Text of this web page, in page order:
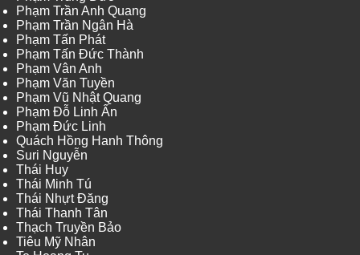
Phạm Trần Anh Quang
Phạm Trần Ngân Hà
Phạm Tấn Phát
Phạm Tấn Đức Thành
Phạm Vân Anh
Phạm Văn Tuyền
Phạm Vũ Nhật Quang
Phạm Đỗ Linh Ấn
Phạm Đức Linh
Quách Hồng Hanh Thông
Suri Nguyễn
Thái Huy
Thái Minh Tú
Thái Nhựt Đăng
Thái Thanh Tân
Thạch Truyền Bảo
Tiêu Mỹ Nhân